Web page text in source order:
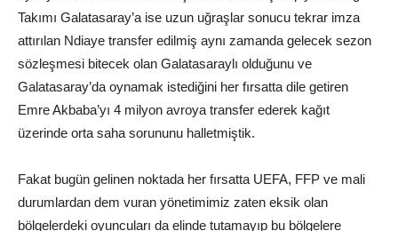
Takımı Galatasaray’a ise uzun uğraşlar sonucu tekrar imza
attırılan Ndiaye transfer edilmiş aynı zamanda gelecek sezon
sözleşmesi bitecek olan Galatasaraylı olduğunu ve
Galatasaray’da oynamak istediğini her fırsatta dile getiren
Emre Akbaba’yı 4 milyon avroya transfer ederek kağıt
üzerinde orta saha sorununu halletmiştik.
Fakat bugün gelinen noktada her fırsatta UEFA, FFP ve mali
durumlardan dem vuran yönetimimiz zaten eksik olan
bölgelerdeki oyuncuları da elinde tutamayıp bu bölgelere